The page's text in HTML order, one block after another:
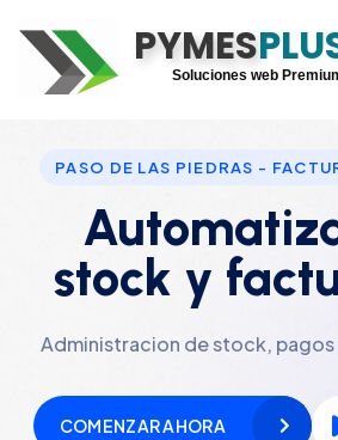
PYMESDigitaliza tu
Soluciones web
PASO DE LAS PIEDRAS -
stock y
Administracion de stock,
COMENZAR AHORA